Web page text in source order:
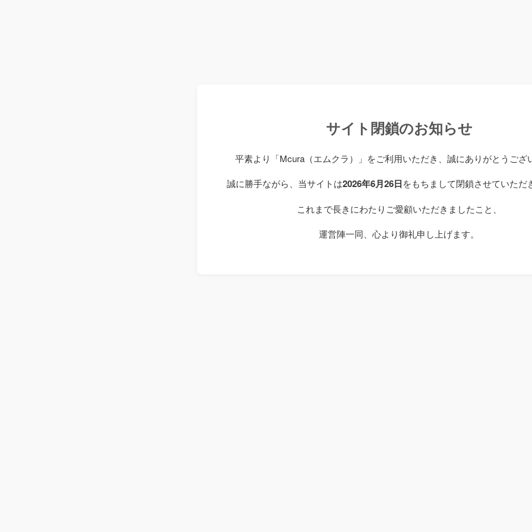
サイト閉鎖のお知らせ
平素より「Mcura（エムクラ）」をご利用いただき、誠にありがとうござ
誠に勝手ながら、当サイトは2026年6月26日をもちまして閉鎖させていただ
これまで長きにわたりご愛顧いただきましたこと、
運営陣一同、心より御礼申し上げます。